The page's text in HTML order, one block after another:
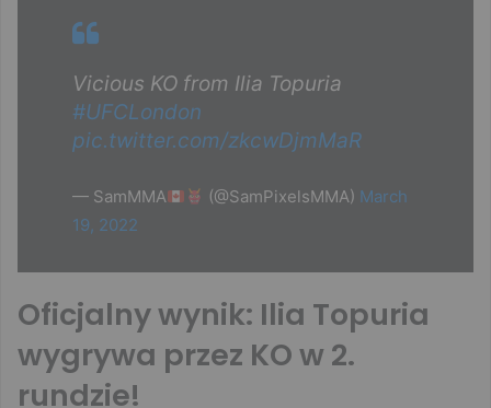
Vicious KO from Ilia Topuria
#UFCLondon
pic.twitter.com/zkcwDjmMaR
— SamMMA (@SamPixelsMMA) March
19, 2022
Oficjalny wynik: Ilia Topuria
wygrywa przez KO w 2.
rundzie!